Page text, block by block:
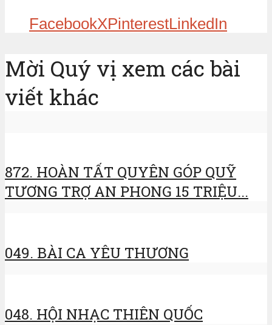
FacebookXPinterestLinkedIn
Mời Quý vị xem các bài
viết khác
872. HOÀN TẤT QUYÊN GÓP QUỸ
TƯƠNG TRỢ AN PHONG 15 TRIỆU...
049. BÀI CA YÊU THƯƠNG
048. HỘI NHẠC THIÊN QUỐC